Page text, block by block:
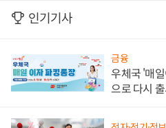
인기기사
금융
우체국 '매
으로 다시